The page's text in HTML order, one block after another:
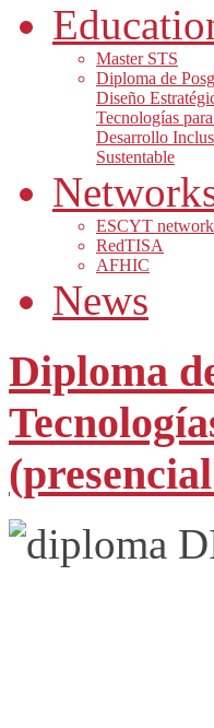
Master STS
Diploma de
Diseño
Tecnologías
Desarrollo
Sustentable
ESCYT network
RedTISA
AFHIC
News
Diploma